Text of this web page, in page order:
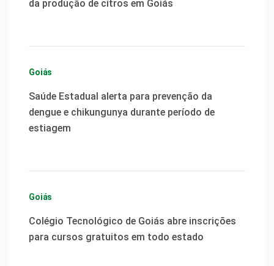
da produção de citros em Goiás
Goiás
Saúde Estadual alerta para prevenção da
dengue e chikungunya durante período de
estiagem
Goiás
Colégio Tecnológico de Goiás abre inscrições
para cursos gratuitos em todo estado